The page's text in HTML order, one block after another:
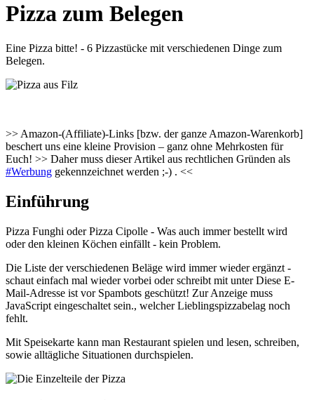
Pizza zum Belegen
Eine Pizza bitte! - 6 Pizzastücke mit verschiedenen Dinge zum
Belegen.
>> Amazon-(Affiliate)-Links [bzw. der ganze Amazon-Warenkorb]
beschert uns eine kleine Provision – ganz ohne Mehrkosten für
Euch! >> Daher muss dieser Artikel aus rechtlichen Gründen als
#Werbung gekennzeichnet werden ;-) . <<
Einführung
Pizza Funghi oder Pizza Cipolle - Was auch immer bestellt wird
oder den kleinen Köchen einfällt - kein Problem.
Die Liste der verschiedenen Beläge wird immer wieder ergänzt -
schaut einfach mal wieder vorbei oder schreibt mit unterDiese E-
Mail-Adresse ist vor Spambots geschützt! Zur Anzeige muss
JavaScript eingeschaltet sein., welcher Lieblingspizzabelag noch
fehlt.
Mit Speisekarte kann man Restaurant spielen und lesen, schreiben,
sowie alltägliche Situationen durchspielen.